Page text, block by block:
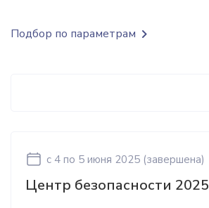
c 4 по 5 июня 2025 (завершена)
Центр безопасности 2025
Подбор по параметрам